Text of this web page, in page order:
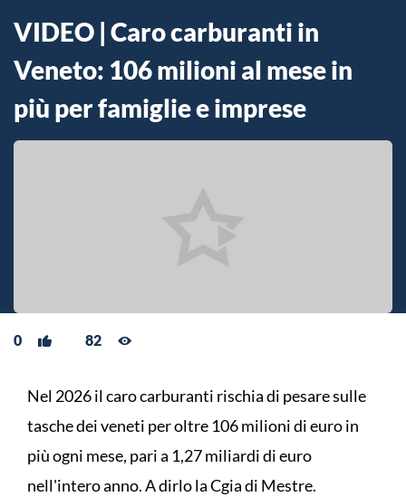
VIDEO | Caro carburanti in
Veneto: 106 milioni al mese in
più per famiglie e imprese
0 82
Nel 2026 il caro carburanti rischia di pesare sulle
tasche dei veneti per oltre 106 milioni di euro in
più ogni mese, pari a 1,27 miliardi di euro
nell'intero anno. A dirlo la Cgia di Mestre.